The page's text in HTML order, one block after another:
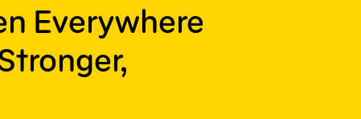
Everywhere